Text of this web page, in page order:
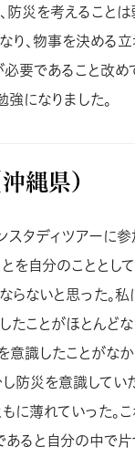
防災を考えること
り、物事を決める
要であること改め
強になりました。
縄県）
スタディツアーに
を自分のこととし
らないと思った。
たことがほとんど
意識したことがな
防災を意識してい
に薄れていった。
ると自分の中で片